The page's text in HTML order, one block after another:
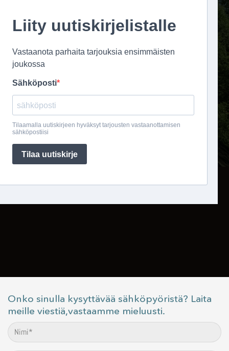
Onko sinulla kysyttävää sähköpyöristä? Laita
meille viestiä,vastaamme mieluusti.